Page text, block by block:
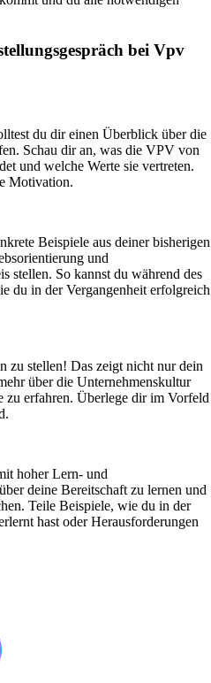
bei Vpv
du dir einen Überblick über die
Schau dir an, was die VPV von
und welche Werte sie vertreten.
Motivation.
Beispiele aus deiner bisherigen
und
stellen. So kannst du während des
du in der Vergangenheit erfolgreich
zu stellen! Das zeigt nicht nur dein
über die Unternehmenskultur
zu erfahren. Überlege dir im Vorfeld
hoher Lern- und
deine Bereitschaft zu lernen und
Teile Beispiele, wie du in der
hast oder Herausforderungen